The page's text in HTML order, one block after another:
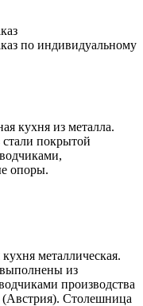
кухня из металла.
покрытой
опоры.
металлическая.
из
производства
Столешница